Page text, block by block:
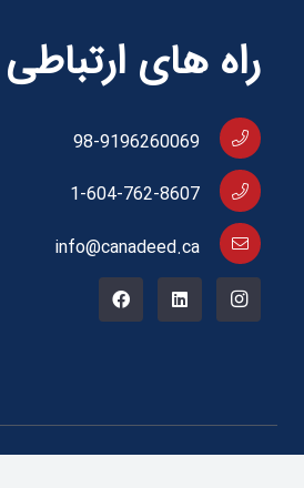
راه های ارتباطی
98-9196260069
1-604-762-8607
info@canadeed.ca
کپی رایت © 2024 برای canadeed.ca محفوظ است.